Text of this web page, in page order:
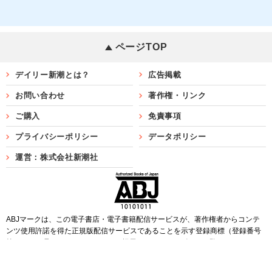
ページTOP
デイリー新潮とは？ 広告掲載
お問い合わせ 著作権・リンク
ご購入 免責事項
プライバシーポリシー データポリシー
運営：株式会社新潮社
ABJマークは、この電子書店・電子書籍配信サービスが、著作権者からコンテ
ンツ使用許諾を得た正規版配信サービスであることを示す登録商標（登録番号